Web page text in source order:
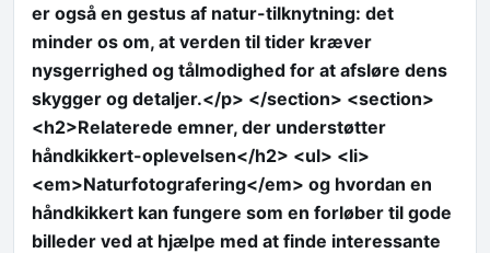
er også en gestus af natur-tilknytning: det
minder os om, at verden til tider kræver
nysgerrighed og tålmodighed for at afsløre dens
skygger og detaljer.</p> </section> <section>
<h2>Relaterede emner, der understøtter
håndkikkert-oplevelsen</h2> <ul> <li>
<em>Naturfotografering</em> og hvordan en
håndkikkert kan fungere som en forløber til gode
billeder ved at hjælpe med at finde interessante